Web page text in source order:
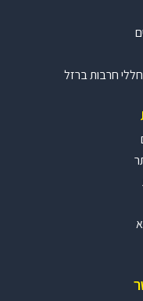
חרבות ברזל